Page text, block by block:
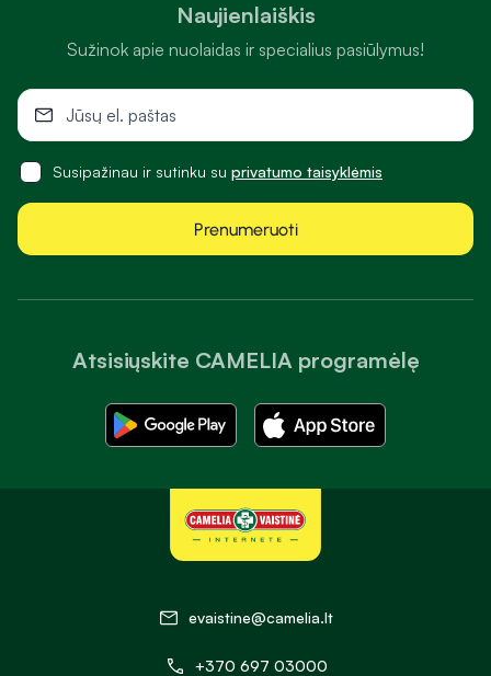
Atsisiųskite CAMELIA programėlę
Naujienlaiškis
Sužinok apie nuolaidas ir specialius pasiūlymus!
Susipažinau ir sutinku su privatumo taisyklėmis
Prenumeruoti
evaistine@camelia.lt
+370 697 03000